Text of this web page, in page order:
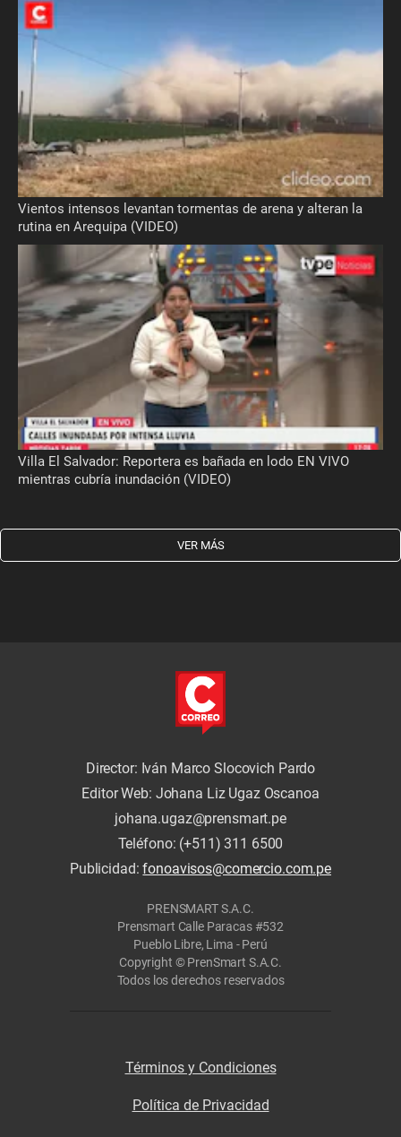
Vientos intensos levantan tormentas de arena y alteran la
rutina en Arequipa (VIDEO)
Villa El Salvador: Reportera es bañada en lodo EN VIVO
mientras cubría inundación (VIDEO)
VER MÁS
Director: Iván Marco Slocovich Pardo
Editor Web: Johana Liz Ugaz Oscanoa
johana.ugaz@prensmart.pe
Teléfono: (+511) 311 6500
Publicidad:fonoavisos@comercio.com.pe
PRENSMART S.A.C.
Prensmart Calle Paracas #532
Pueblo Libre, Lima - Perú
Copyright © PrenSmart S.A.C.
Todos los derechos reservados
Términos y Condiciones
Política de Privacidad